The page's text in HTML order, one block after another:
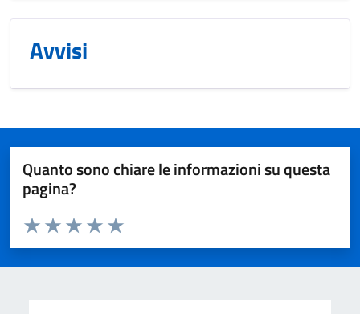
Avvisi
Quanto sono chiare le informazioni su questa
pagina?
Valuta da 1 a 5 stelle la pagina
Valuta 5 stelle su 5
Valuta 4 stelle su 5
Valuta 3 stelle su 5
Valuta 2 stelle su 5
Valuta 1 stelle su 5